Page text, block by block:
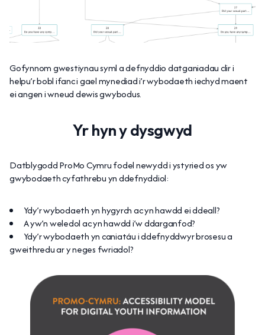
Gofynnom gwestiynau syml a defnyddio datganiadau clir i
helpu’r bobl ifanc i gael mynediad i’r wybodaeth iechyd maent
ei angen i wneud dewis gwybodus.
Yr hyn y dysgwyd
Datblygodd ProMo Cymru fodel newydd i ystyried os yw
gwybodaeth cyfathrebu yn ddefnyddiol:
Ydy’r wybodaeth yn hygyrch ac yn hawdd ei ddeall?
A yw’n weledol ac yn hawdd i’w ddarganfod?
Ydy’r wybodaeth yn caniatáu i ddefnyddwyr brosesu a
gweithredu ar y neges fwriadol?